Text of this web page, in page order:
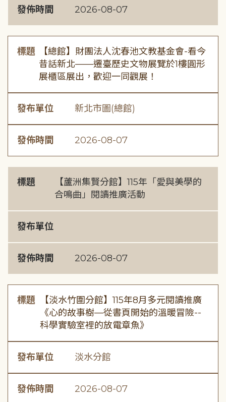
發佈時間 2026-08-07
標題
【總館】財團法人沈春池文教基金會-看今
昔話新北——遷臺歷史文物展覽於1樓圓形
展櫃區展出，歡迎一同觀展！
發布單位 新北市圖(總館)
發佈時間 2026-08-07
標題
【蘆洲集賢分館】115年「愛與美學的
合鳴曲」閱讀推廣活動
發布單位
發佈時間 2026-08-07
標題
【淡水竹圍分館】115年8月多元閱讀推廣
《心的故事樹—從書頁開始的溫暖冒險--
科學實驗室裡的放電章魚》
發布單位 淡水分館
發佈時間 2026-08-07